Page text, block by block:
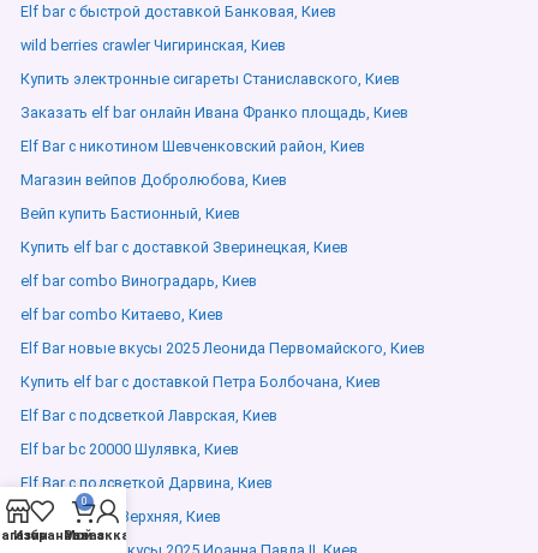
Elf bar с быстрой доставкой Банковая, Киев
wild berries crawler Чигиринская, Киев
Купить электронные сигареты Станиславского, Киев
Заказать elf bar онлайн Ивана Франко площадь, Киев
Elf Bar с никотином Шевченковский район, Киев
Магазин вейпов Добролюбова, Киев
Вейп купить Бастионный, Киев
Купить elf bar с доставкой Зверинецкая, Киев
elf bar combo Виноградарь, Киев
elf bar combo Китаево, Киев
Elf Bar новые вкусы 2025 Леонида Первомайского, Киев
Купить elf bar с доставкой Петра Болбочана, Киев
Elf Bar с подсветкой Лаврская, Киев
Elf bar bc 20000 Шулявка, Киев
Elf Bar с подсветкой Дарвина, Киев
купить elf bar Верхняя, Киев
Избранное
0
Заказ
Мой аккаунт